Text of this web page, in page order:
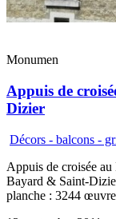
Monumen
Appuis de
Dizier
Décors - balcons -
Appuis de croisée
Bayard & Saint-
planche : 3244